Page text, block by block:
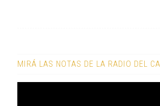
MIRÁ LAS NOTAS DE LA RADIO DEL